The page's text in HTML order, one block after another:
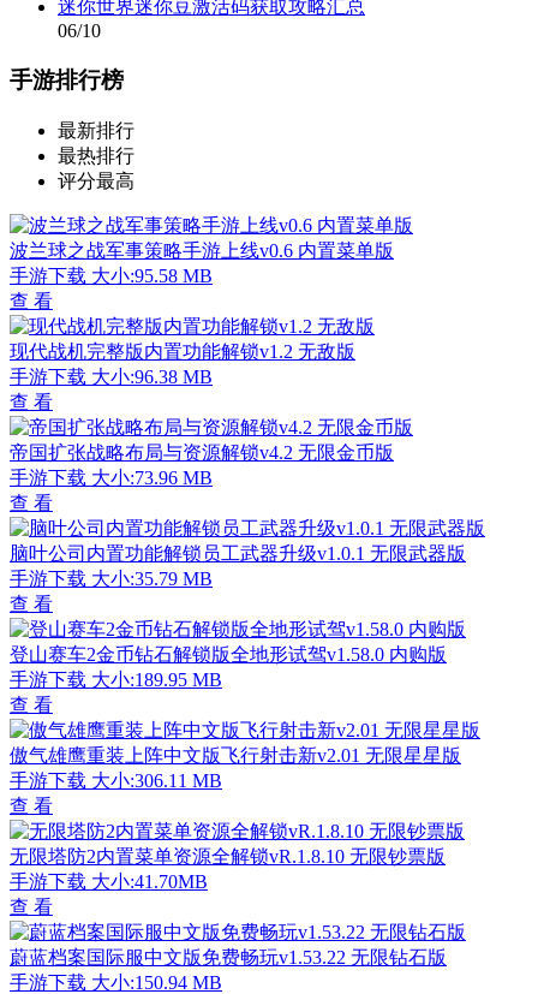
迷你世界迷你豆激活码获取攻略汇总
06/10
手游排行榜
最新排行
最热排行
评分最高
波兰球之战军事策略手游上线v0.6 内置菜单版
手游下载 大小:95.58 MB
查 看
现代战机完整版内置功能解锁v1.2 无敌版
手游下载 大小:96.38 MB
查 看
帝国扩张战略布局与资源解锁v4.2 无限金币版
手游下载 大小:73.96 MB
查 看
脑叶公司内置功能解锁员工武器升级v1.0.1 无限武器版
手游下载 大小:35.79 MB
查 看
登山赛车2金币钻石解锁版全地形试驾v1.58.0 内购版
手游下载 大小:189.95 MB
查 看
傲气雄鹰重装上阵中文版飞行射击新v2.01 无限星星版
手游下载 大小:306.11 MB
查 看
无限塔防2内置菜单资源全解锁vR.1.8.10 无限钞票版
手游下载 大小:41.70MB
查 看
蔚蓝档案国际服中文版免费畅玩v1.53.22 无限钻石版
手游下载 大小:150.94 MB